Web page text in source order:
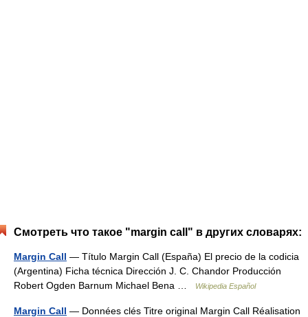
Смотреть что такое "margin call" в других словарях:
Margin Call — Título Margin Call (España) El precio de la codicia
(Argentina) Ficha técnica Dirección J. C. Chandor Producción
Robert Ogden Barnum Michael Bena …
Wikipedia Español
Margin Call — Données clés Titre original Margin Call Réalisation